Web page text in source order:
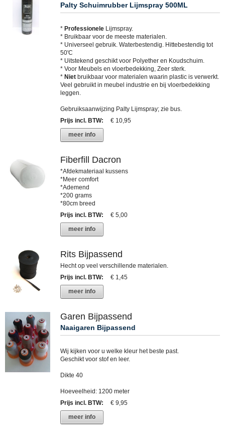
Palty Schuimrubber Lijmspray 500ML
* Professionele Lijmspray.
* Bruikbaar voor de meeste materialen.
* Universeel gebruik. Waterbestendig. Hittebestendig tot
50'C
* Uitstekend geschikt voor Polyether en Koudschuim.
* Voor Meubels en vloerbedekking, Zeer sterk.
* Niet bruikbaar voor materialen waarin plastic is verwerkt.
Veel gebruikt in meubel industrie en bij vloerbedekking
leggen.
Gebruiksaanwijzing Palty Lijmspray; zie bus.
Prijs incl. BTW:
€ 10,95
meer info
Fiberfill Dacron
*Afdekmateriaal kussens
*Meer comfort
*Ademend
*200 grams
*80cm breed
Prijs incl. BTW:
€ 5,00
meer info
Rits Bijpassend
Hecht op veel verschillende materialen.
Prijs incl. BTW:
€ 1,45
meer info
Garen Bijpassend
Naaigaren Bijpassend
Wij kijken voor u welke kleur het beste past.
Geschikt voor stof en leer.
Dikte 40
Hoeveelheid: 1200 meter
Prijs incl. BTW:
€ 9,95
meer info